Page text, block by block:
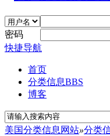
密码
快捷导航
首页
分类信息BBS
博客
美国分类信息网站»分类